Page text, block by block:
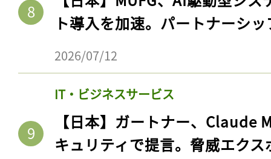
2026/08/01
金融
【日本】MUFG、AI駆動型シ
ト導入を加速。パートナーシ
2026/07/12
ログイン